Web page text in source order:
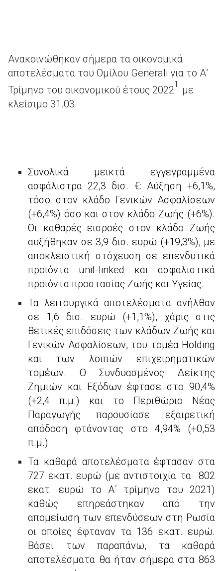
Ανακοινώθηκαν σήμερα τα οικονομικά
αποτελέσματα του Ομίλου Generali για το Α’
Τρίμηνο του οικονομικού έτους 20221
με
κλείσιμο 31.03.
Συνολικά μεικτά εγγεγραμμένα
ασφάλιστρα 22,3 δισ. €: Αύξηση +6,1%,
τόσο στον κλάδο Γενικών Ασφαλίσεων
(+6,4%) όσο και στον κλάδο Ζωής (+6%).
Οι καθαρές εισροές στον κλάδο Ζωής
αυξήθηκαν σε 3,9 δισ. ευρώ (+19,3%), με
αποκλειστική στόχευση σε επενδυτικά
προϊόντα unit-linked και ασφαλιστικά
προϊόντα προστασίας Ζωής και Υγείας.
Τα λειτουργικά αποτελέσματα ανήλθαν
σε 1,6 δισ. ευρώ (+1,1%), χάρις στις
θετικές επιδόσεις των κλάδων Ζωής και
Γενικών Ασφαλίσεων, του τομέα Holding
και των λοιπών επιχειρηματικών
τομέων. Ο Συνδυασμένος Δείκτης
Ζημιών και Εξόδων έφτασε στο 90,4%
(+2,4 π.μ.) και το Περιθώριο Νέας
Παραγωγής παρουσίασε εξαιρετική
απόδοση φτάνοντας στο 4,94% (+0,53
π.μ.)
Τα καθαρά αποτελέσματα έφτασαν στα
727 εκατ. ευρώ (με αντιστοιχία τα 802
εκατ. ευρώ το Α΄ τρίμηνο του 2021)
καθώς επηρεάστηκαν από την
απομείωση των επενδύσεων στη Ρωσία
οι οποίες έφταναν τα 136 εκατ. ευρώ.
Βάσει των παραπάνω, τα καθαρά
αποτελέσματα θα ήταν σήμερα στα 863